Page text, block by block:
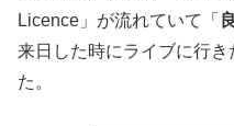
Licence」が流れていて「
来日した時にライブに行
た。